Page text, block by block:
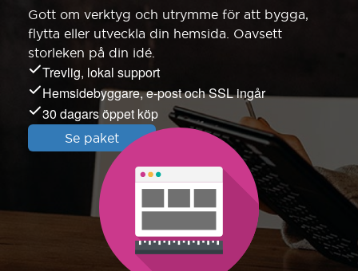
Gott om verktyg och utrymme för att bygga,
flytta eller utveckla din hemsida. Oavsett
storleken på din idé.
Trevlig, lokal support
Hemsidebyggare, e-post och SSL ingår
30 dagars öppet köp
Se paket